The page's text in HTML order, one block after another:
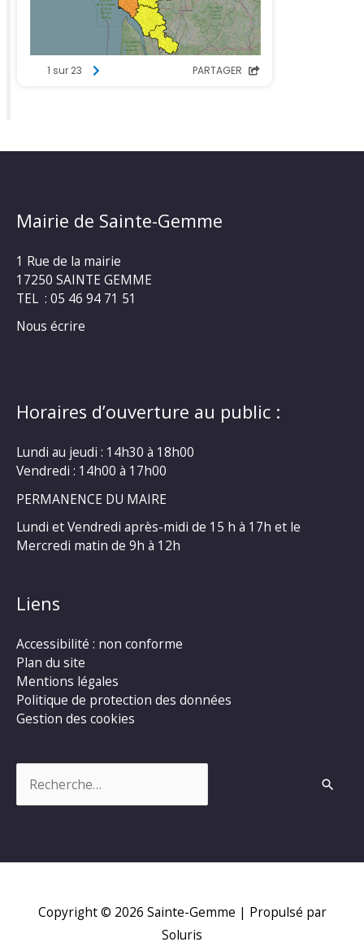
Mairie de Sainte-Gemme
1 Rue de la mairie
17250 SAINTE GEMME
TEL : 05 46 94 71 51
Nous écrire
Horaires d’ouverture au public :
Lundi au jeudi : 14h30 à 18h00
Vendredi : 14h00 à 17h00
PERMANENCE DU MAIRE
Lundi et Vendredi après-midi de 15 h à 17h et le
Mercredi matin de 9h à 12h
Liens
Accessibilité : non conforme
Plan du site
Mentions légales
Politique de protection des données
Gestion des cookies
Copyright © 2026 Sainte-Gemme | Propulsé par
Soluris